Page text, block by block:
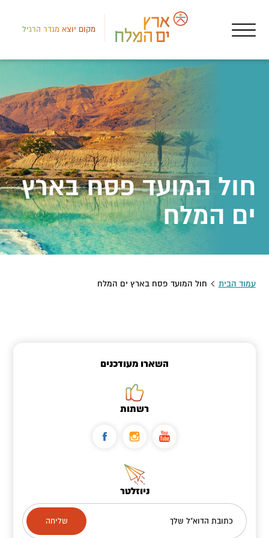
מקום יוצא מגדר הרגיל
חול המועד פסח בארץ
ים המלח
עמוד הבית חול המועד פסח בארץ ים המלח
השארו מעודכנים
רשתות
ניוזלטר
כתובת הדוא"ל שלך